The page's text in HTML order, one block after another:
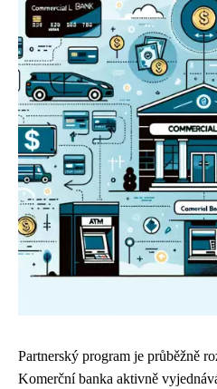
Partnerský program je průběžně
Komerční banka aktivně